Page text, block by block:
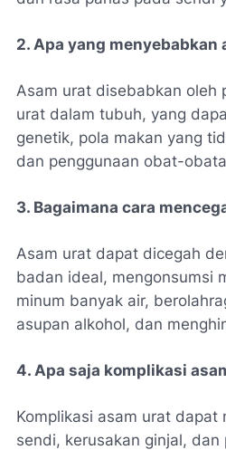
2. Apa yang menyebabkan
Asam urat disebabkan oleh
urat dalam tubuh, yang
genetik, pola makan yang
dan penggunaan obat-
3. Bagaimana cara
Asam urat dapat dicegah
badan ideal, mengonsumsi
minum banyak air,
asupan alkohol, dan
4. Apa saja komplikasi
Komplikasi asam urat dapat
sendi, kerusakan ginjal, dan